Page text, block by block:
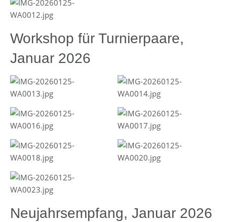
Workshop für Turnierpaare,
Januar 2026
Neujahrsempfang, Januar 2026